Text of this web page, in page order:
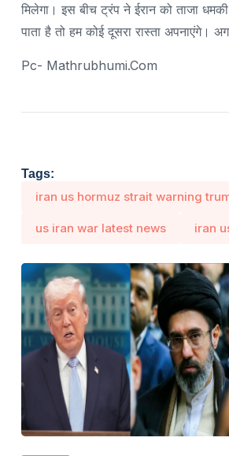
मिलेगा। इस बीच ट्रंप ने ईरान को ताजा
पाता है तो हम कोई दूसरा रास्ता अपनाएंगे।
Pc- Mathrubhumi.com
Tags:
iran us hormuz strait warning
us iran war latest news iran